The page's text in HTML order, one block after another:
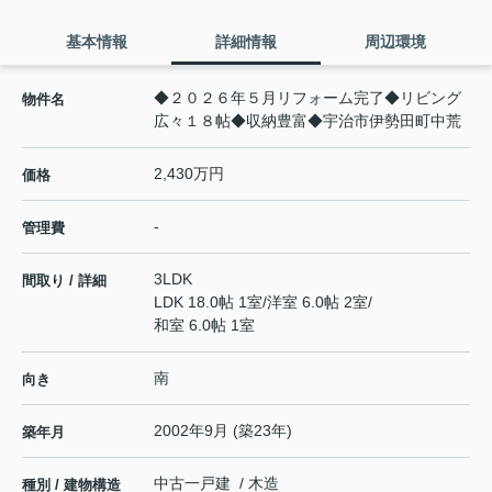
基本情報 詳細情報 周辺環境
物件名
◆２０２６年５月リフォーム完了◆リビング
広々１８帖◆収納豊富◆宇治市伊勢田町中荒
価格 2,430万円
管理費 -
間取り / 詳細
3LDK
LDK 18.0帖 1室/洋室 6.0帖 2室/
和室 6.0帖 1室
向き 南
築年月 2002年9月 (築23年)
種別 / 建物構造 中古一戸建 / 木造